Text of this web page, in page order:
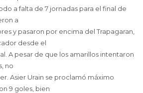
a falta de 7 jornadas para el final de
a
y pasaron por encima del Trapagaran,
desde el
A pesar de que los amarillos intentaron
no
Asier Urain se proclamó máximo
9 goles, bien